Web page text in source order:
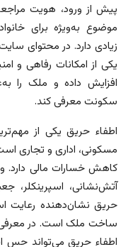
پیش از ورود، هویت
موضوع به‌ویژه برای
زیادی دارد. در محتوای
یکی از امکانات رفاهی و
افزایش داده و ملک را
سکونت معرفی کند.
اطفاء حریق یکی از
مسکونی، اداری و تجاری
کاهش خسارات مالی دارد.
آتش‌نشانی، اسپرینکلر،
حریق نشان‌دهنده رعایت
ساخت ملک است. در معرفی
اطفاء حریق می‌تواند حس